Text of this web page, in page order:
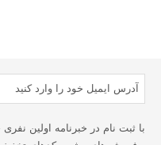
با ثبت نام در خبرنامه اولین